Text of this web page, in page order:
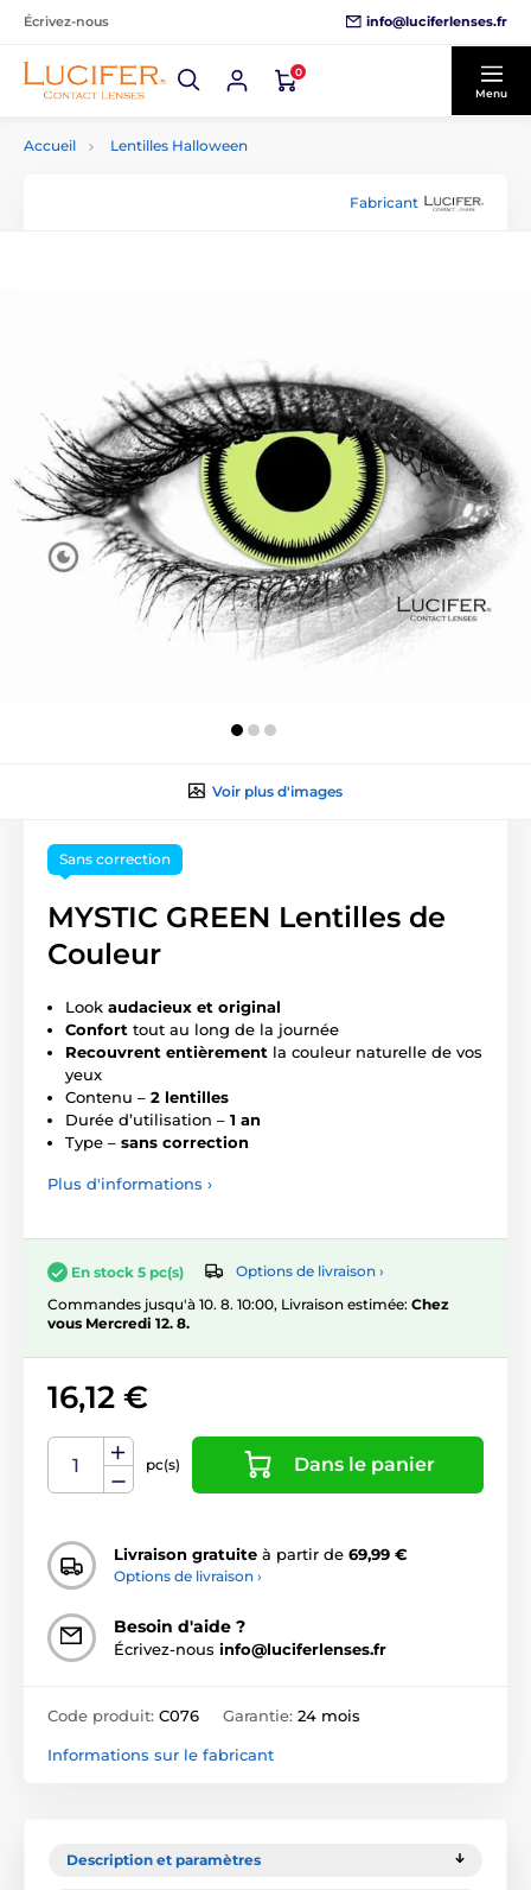
Écrivez-nous info@luciferlenses.fr
0
Menu
Accueil Lentilles Halloween
Fabricant
Voir plus d'images
Sans correction
MYSTIC GREEN Lentilles de
Couleur
Look audacieux et original
Confort tout au long de la journée
Recouvrent entièrement la couleur naturelle de vos
yeux
Contenu – 2 lentilles
Durée d’utilisation – 1 an
Type – sans correction
Plus d'informations ›
En stock 5 pc(s)
Options de livraison ›
Commandes jusqu'à 10. 8. 10:00, Livraison estimée: Chez
vous Mercredi 12. 8.
16,12 €
pc(s) Dans le panier
Livraison gratuite à partir de 69,99 €
Options de livraison ›
Besoin d'aide ?
Écrivez-nous info@luciferlenses.fr
Code produit: C076 Garantie: 24 mois
Informations sur le fabricant
Description et paramètres